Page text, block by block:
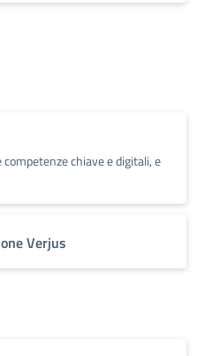
chiave e digitali, e
Verjus